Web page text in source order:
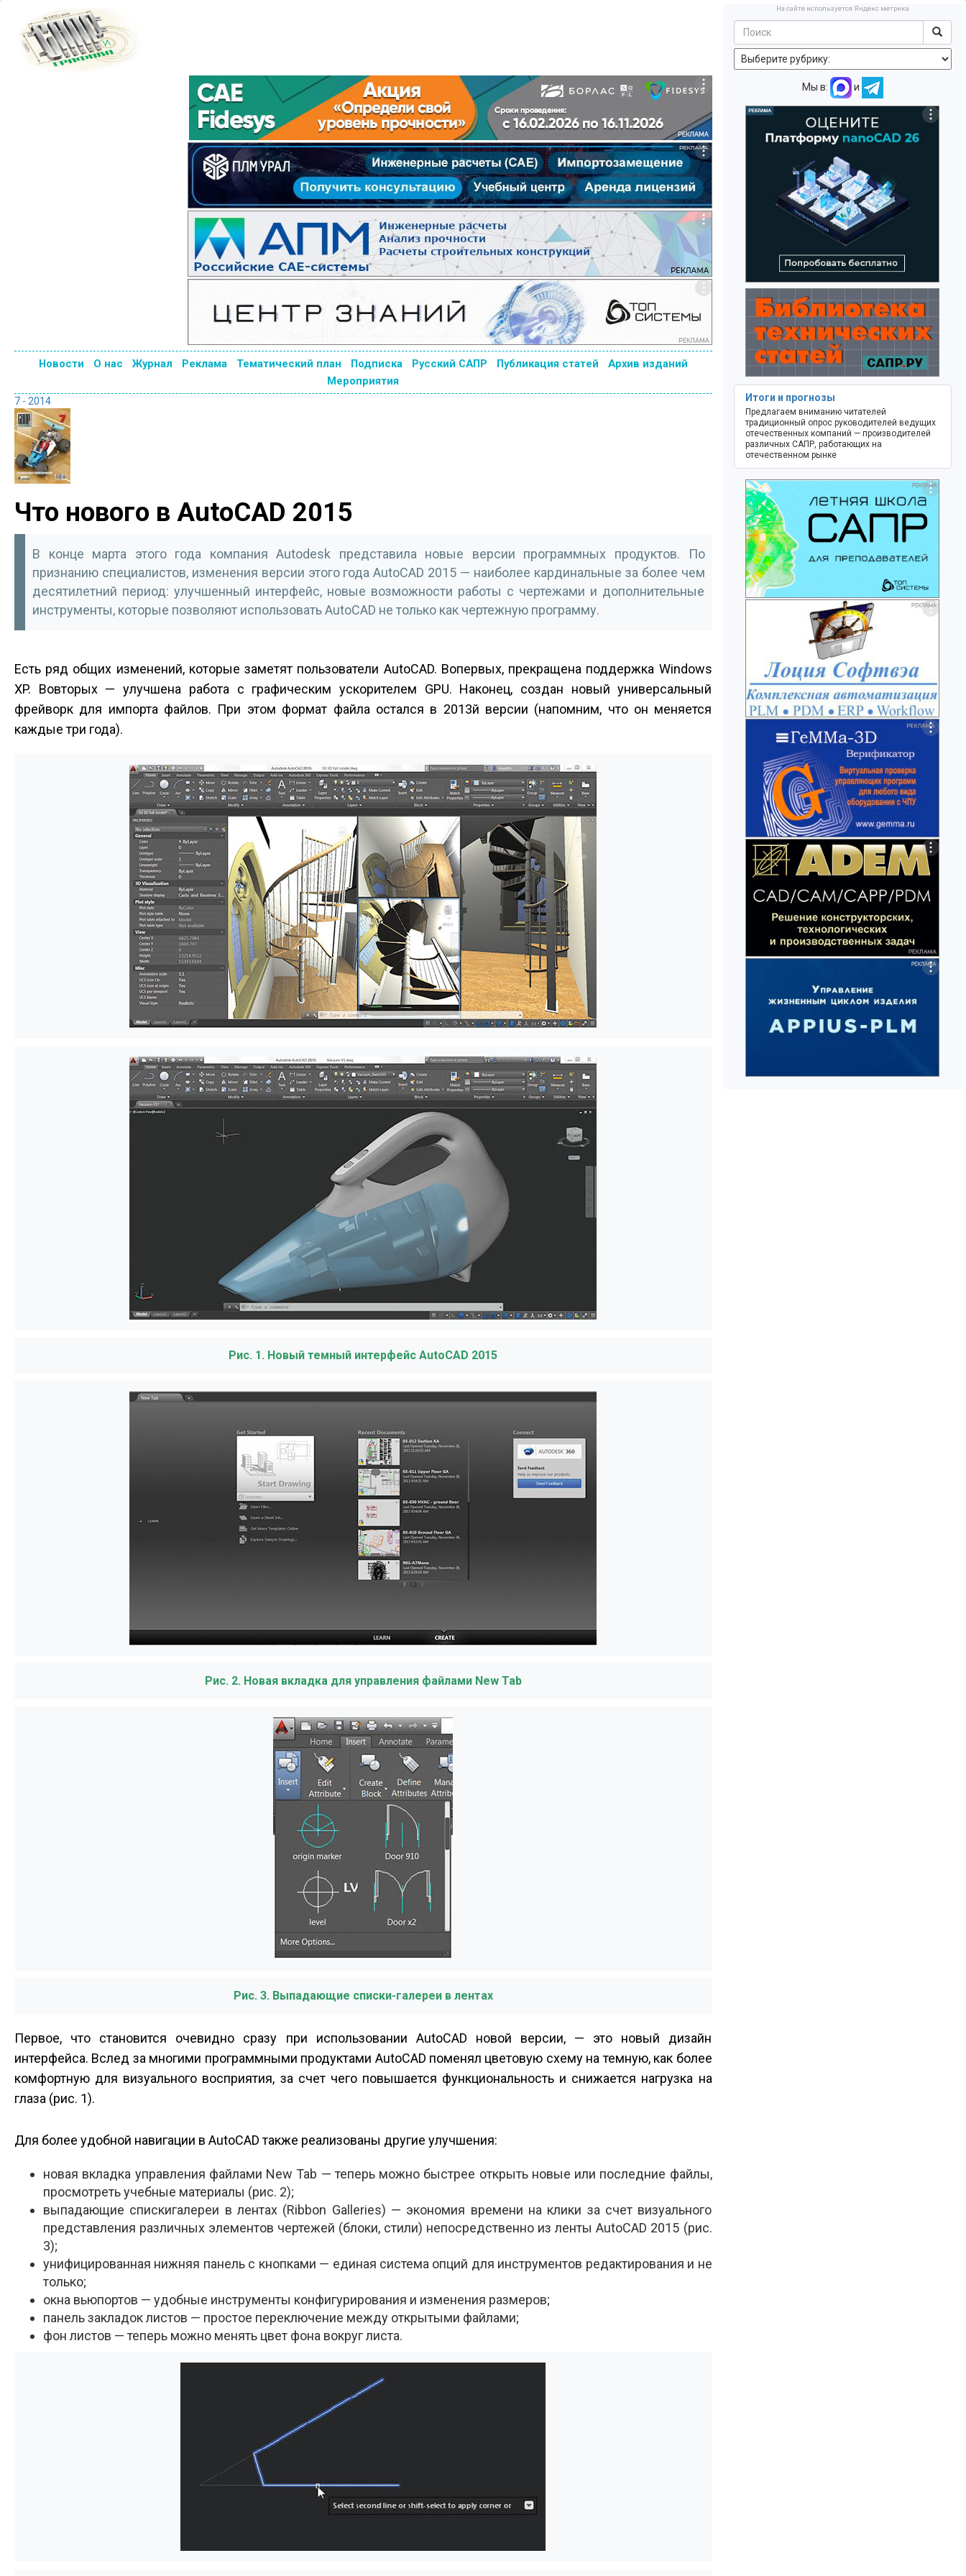
Новости О нас Журнал Реклама Тематический план Подписка Русский САПР Публикация статей
Архив изданий
Мероприятия
7 - 2014
Что нового в AutoCAD 2015
В конце марта этого года компания Autodesk представила новые версии программных продуктов. По
признанию специалистов, изменения версии этого года AutoCAD 2015 — наиболее кардинальные за более чем
десятилетний период: улучшенный интерфейс, новые возможности работы с чертежами и дополнительные
инструменты, которые позволяют использовать AutoCAD не только как чертежную программу.
Есть ряд общих изменений, которые заметят пользователи AutoCAD. Во­первых, прекращена поддержка Windows
XP. Во­вторых — улучшена работа с графическим ускорителем GPU. Наконец, создан новый универсальный
фрейворк для импорта файлов. При этом формат файла остался в 2013­й версии (напомним, что он меняется
каждые три года).
Рис. 1. Новый темный интерфейс AutoCAD 2015
Рис. 2. Новая вкладка для управления файлами New Tab
Рис. 3. Выпадающие списки-галереи в лентах
Первое, что становится очевидно сразу при использовании AutoCAD новой версии, — это новый дизайн
интерфейса. Вслед за многими программными продуктами AutoCAD поменял цветовую схему на темную, как более
комфортную для визуального восприятия, за счет чего повышается функциональность и снижается нагрузка на
глаза (рис. 1).
Для более удобной навигации в AutoCAD также реализованы другие улучшения:
новая вкладка управления файлами New Tab — теперь можно быстрее открыть новые или последние файлы,
просмотреть учебные материалы (рис. 2);
выпадающие списки­галереи в лентах (Ribbon Galleries) — экономия времени на клики за счет визуального
представления различных элементов чертежей (блоки, стили) непосредственно из ленты AutoCAD 2015 (рис.
3);
унифицированная нижняя панель с кнопками — единая система опций для инструментов редактирования и не
только;
окна вьюпортов — удобные инструменты конфигурирования и изменения размеров;
панель закладок листов — простое переключение между открытыми файлами;
фон листов — теперь можно менять цвет фона вокруг листа.
На сайте используется Яндекс метрика
Мы в: и
Итоги и прогнозы
Предлагаем вниманию читателей
традиционный опрос руководителей ведущих
отечественных компаний — производителей
различных САПР, работающих на
отечественном рынке